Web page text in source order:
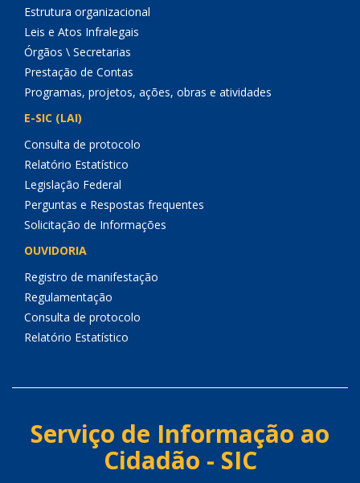
Estrutura organizacional
Leis e Atos Infralegais
Órgãos \ Secretarias
Prestação de Contas
Programas, projetos, ações, obras e atividades
E-SIC (LAI)
Consulta de protocolo
Relatório Estatístico
Legislação Federal
Perguntas e Respostas frequentes
Solicitação de Informações
OUVIDORIA
Registro de manifestação
Regulamentação
Consulta de protocolo
Relatório Estatístico
Serviço de Informação ao
Cidadão - SIC